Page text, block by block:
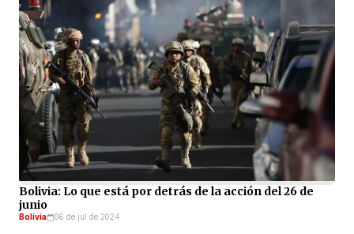
Bolivia: Lo que está por detrás de la acción del 26 de
junio
Bolivia 06 de jul de 2024